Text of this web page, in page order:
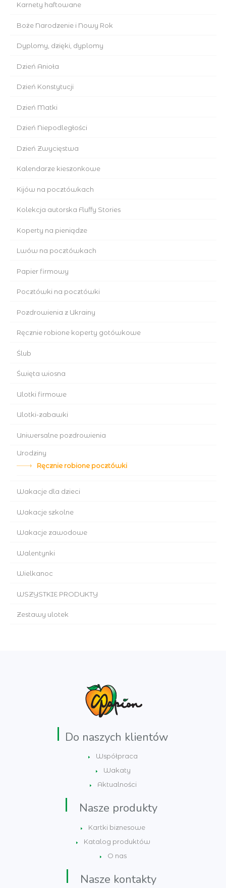
Karnety haftowane
Boże Narodzenie i Nowy Rok
Dyplomy, dzięki, dyplomy
Dzień Anioła
Dzień Konstytucji
Dzień Matki
Dzień Niepodległości
Dzień Zwycięstwa
Kalendarze kieszonkowe
Kijów na pocztówkach
Kolekcja autorska Fluffy Stories
Koperty na pieniądze
Lwów na pocztówkach
Papier firmowy
Pocztówki na pocztówki
Pozdrowienia z Ukrainy
Ręcznie robione koperty gotówkowe
Ślub
Święta wiosna
Ulotki firmowe
Ulotki-zabawki
Uniwersalne pozdrowienia
Urodziny
Ręcznie robione pocztówki
Wakacje dla dzieci
Wakacje szkolne
Wakacje zawodowe
Walentynki
Wielkanoc
WSZYSTKIE PRODUKTY
Zestawy ulotek
Do naszych klientów
Współpraca
Wakaty
Aktualności
Nasze produkty
Kartki biznesowe
Katalog produktów
O nas
Nasze kontakty